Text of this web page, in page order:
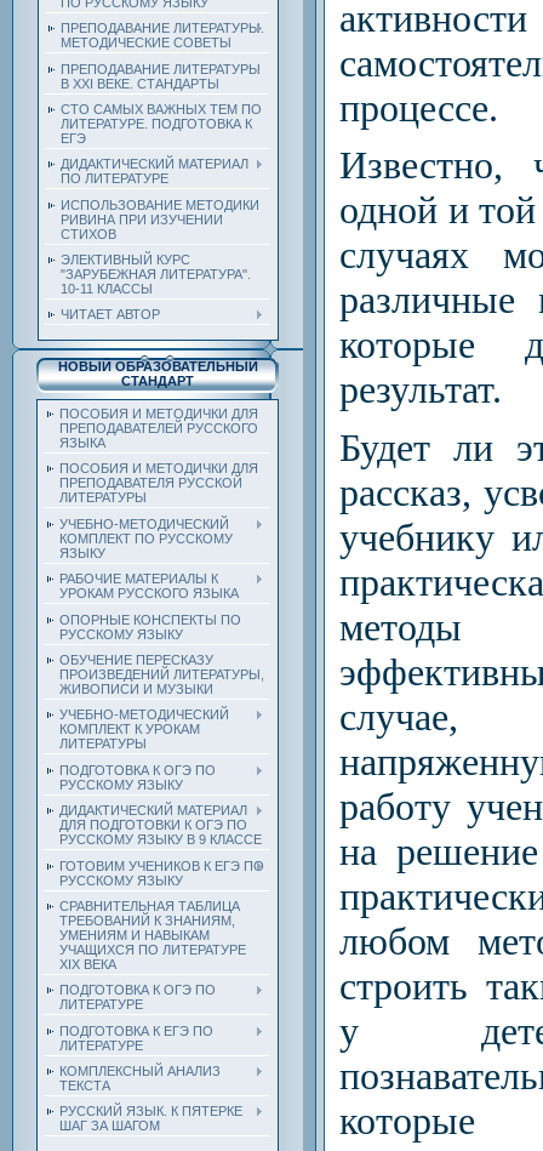
ПРЕПОДАВАНИЕ ЛИТЕРАТУРЫ.
МЕТОДИЧЕСКИЕ СОВЕТЫ
ПРЕПОДАВАНИЕ ЛИТЕРАТУРЫ
В XXI ВЕКЕ. СТАНДАРТЫ
СТО САМЫХ ВАЖНЫХ ТЕМ ПО
ЛИТЕРАТУРЕ. ПОДГОТОВКА К
ЕГЭ
ДИДАКТИЧЕСКИЙ МАТЕРИАЛ
ПО ЛИТЕРАТУРЕ
ИСПОЛЬЗОВАНИЕ МЕТОДИКИ
РИВИНА ПРИ ИЗУЧЕНИИ
СТИХОВ
ЭЛЕКТИВНЫЙ КУРС
"ЗАРУБЕЖНАЯ ЛИТЕРАТУРА".
10-11 КЛАССЫ
ЧИТАЕТ АВТОР
НОВЫЙ ОБРАЗОВАТЕЛЬНЫЙ
СТАНДАРТ
ПОСОБИЯ И МЕТОДИЧКИ ДЛЯ
ПРЕПОДАВАТЕЛЕЙ РУССКОГО
ЯЗЫКА
ПОСОБИЯ И МЕТОДИЧКИ ДЛЯ
ПРЕПОДАВАТЕЛЯ РУССКОЙ
ЛИТЕРАТУРЫ
УЧЕБНО-МЕТОДИЧЕСКИЙ
КОМПЛЕКТ ПО РУССКОМУ
ЯЗЫКУ
РАБОЧИЕ МАТЕРИАЛЫ К
УРОКАМ РУССКОГО ЯЗЫКА
ОПОРНЫЕ КОНСПЕКТЫ ПО
РУССКОМУ ЯЗЫКУ
ОБУЧЕНИЕ ПЕРЕСКАЗУ
ПРОИЗВЕДЕНИЙ ЛИТЕРАТУРЫ,
ЖИВОПИСИ И МУЗЫКИ
УЧЕБНО-МЕТОДИЧЕСКИЙ
КОМПЛЕКТ К УРОКАМ
ЛИТЕРАТУРЫ
ПОДГОТОВКА К ОГЭ ПО
РУССКОМУ ЯЗЫКУ
ДИДАКТИЧЕСКИЙ МАТЕРИАЛ
ДЛЯ ПОДГОТОВКИ К ОГЭ ПО
РУССКОМУ ЯЗЫКУ В 9 КЛАССЕ
ГОТОВИМ УЧЕНИКОВ К ЕГЭ ПО
РУССКОМУ ЯЗЫКУ
СРАВНИТЕЛЬНАЯ ТАБЛИЦА
ТРЕБОВАНИЙ К ЗНАНИЯМ,
УМЕНИЯМ И НАВЫКАМ
УЧАЩИХСЯ ПО ЛИТЕРАТУРЕ
ХIХ ВЕКА
ПОДГОТОВКА К ОГЭ ПО
ЛИТЕРАТУРЕ
ПОДГОТОВКА К ЕГЭ ПО
ЛИТЕРАТУРЕ
КОМПЛЕКСНЫЙ АНАЛИЗ
ТЕКСТА
РУССКИЙ ЯЗЫК. К ПЯТЕРКЕ
ШАГ ЗА ШАГОМ
процессе.
Известно,
одной и
случаях
которые
результат.
Будет ли
рассказ,
учебнику
случае,
работу
на
любом
строить
у